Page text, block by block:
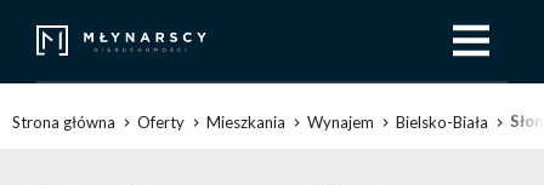
Strona główna Oferty Mieszkania Wynajem Bielsko-Biała